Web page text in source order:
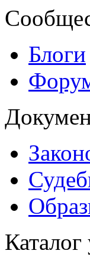
Блоги
Каталог